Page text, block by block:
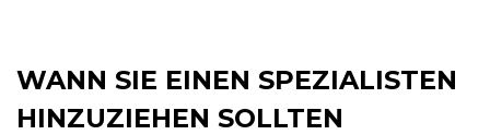
WANN SIE EINEN SPEZIALISTEN
HINZUZIEHEN SOLLTEN